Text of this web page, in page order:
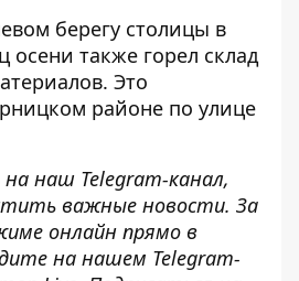
берегу столицы в
осени также горел склад
. Это
районе по улице
на наш Telegram-канал,
важные новости. За
онлайн прямо в
на нашем Telegram-